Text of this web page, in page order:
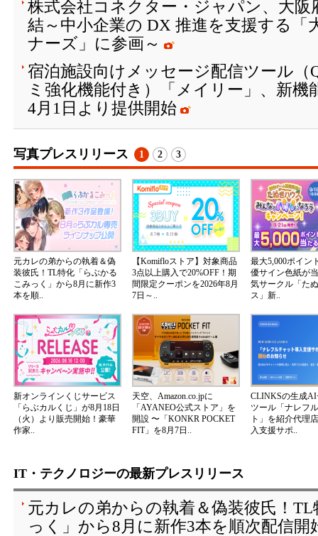
株式会社コネクター・ジャパン、大阪
結～中小企業の DX 推進を支援する「
ナーズ」に参画～
宿泊施設向けメッセージ配信ツール（
ミ強化機能付き）「メイリー」、新機
4月1日より提供開始
写真プレスリリース 1 2 3
元カレの弟からの執着＆偽
装彼氏！TL特化「らぶかる
こみっく」から8月に新作3
本を順..
【Komifloストア】対象商品
3点以上購入で20%OFF！期
間限定クーポンを2026年8月
7日～..
最大5,000ポイン
優サイン色紙が
気サークル「た
ス」新..
新オンラインくじサービス
「らぶカルくじ」が8月18日
（火）より販売開始！豪華
作家..
天空、Amazon.co.jpに
「AYANEO公式ストア」を
開設 〜「KONKR POCKET
FIT」を8月7日..
CLINKSの生成
ツール「ナレフ
ト」を紹介代理
入支援サポ..
IT・テクノロジーの最新プレスリリース
元カレの弟からの執着＆偽装彼氏！
っく」から8月に新作3本を順次配信開